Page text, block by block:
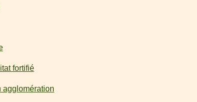
fortifié
agglomération